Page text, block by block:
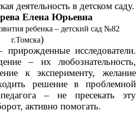
деятельность в детском саду.
Елена Юрьевна
ребенка – детский сад №82
г.Томска)
исследователи.
– их любознательность,
к эксперименту, желание
решение в проблемной
– не пресекать эту
активно помогать.